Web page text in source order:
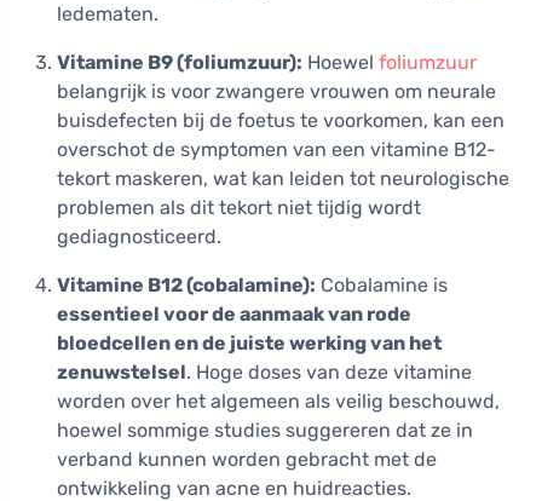
ledematen.
Vitamine B9 (foliumzuur): Hoewel foliumzuur
belangrijk is voor zwangere vrouwen om neurale
buisdefecten bij de foetus te voorkomen, kan een
overschot de symptomen van een vitamine B12-
tekort maskeren, wat kan leiden tot neurologische
problemen als dit tekort niet tijdig wordt
gediagnosticeerd.
Vitamine B12 (cobalamine): Cobalamine is
essentieel voor de aanmaak van rode
bloedcellen en de juiste werking van het
zenuwstelsel. Hoge doses van deze vitamine
worden over het algemeen als veilig beschouwd,
hoewel sommige studies suggereren dat ze in
verband kunnen worden gebracht met de
ontwikkeling van acne en huidreacties.